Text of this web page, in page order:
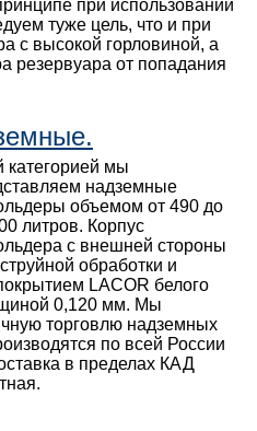
при использовании
туже цель, что и при
с высокой горловиной, а
резервуара от попадания
категорией мы
надземные
объемом от 490 до
литров. Корпус
с внешней стороны
обработки и
LACOR белого
0,120 мм. Мы
торговлю надземных
по всей России
в пределах КАД